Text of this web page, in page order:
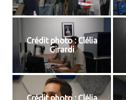
Crédit photo : Clélia
Girardi
Crédit photo : Clélia